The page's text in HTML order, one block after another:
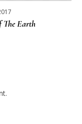
The Earth